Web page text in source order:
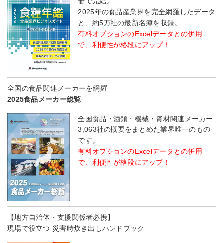
2025年の食品産業界を完全網羅したデータ
と、約5万社の最新名簿を収録。
有料オプションのExcelデータとの併用
で、利便性が格段にアップ！
全国の食品関連メーカーを網羅――
2025食品メーカー総覧
全国食品・酒類・機械・資材関連メーカー
3,063社の概要をまとめた業界唯一のもの
です。
有料オプションのExcelデータとの併用
で、利便性が格段にアップ！
【地方自治体・支援関係者必携】
現場で役立つ 災害時炊き出しハンドブック